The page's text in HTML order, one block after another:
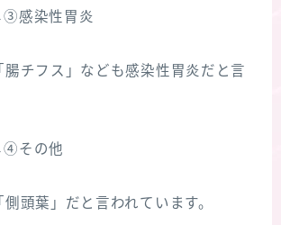
感染性胃炎
」なども感染性胃炎だと言
その他
だと言われています。